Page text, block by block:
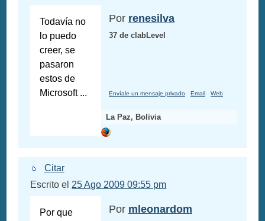
Todavía no
lo puedo
creer, se
pasaron
estos de
Microsoft ...
Por renesilva
37 de clabLevel
Envíale un mensaje privado Email Web
La Paz, Bolivia
Citar
Escrito el 25 Ago 2009 09:55 pm
Por que
Por mleonardom